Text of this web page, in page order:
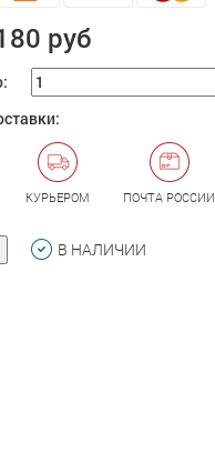
руб
КУРЬЕРОМ ПОЧТА РОССИИ
В НАЛИЧИИ